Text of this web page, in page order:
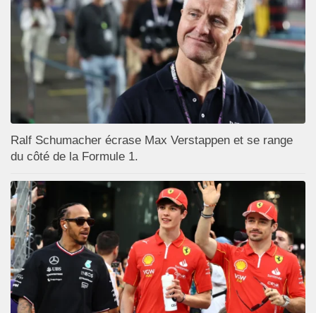
Ralf Schumacher écrase Max Verstappen et se range
du côté de la Formule 1.